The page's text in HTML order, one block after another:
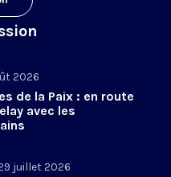
2026
de la Paix : en route
avec les
juillet 2026